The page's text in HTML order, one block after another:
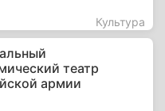
Культура
театр
армии